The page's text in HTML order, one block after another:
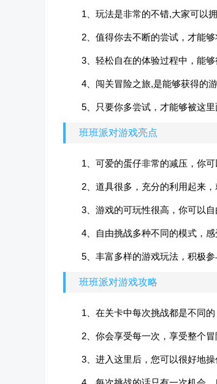
1、玩法是非常的不错,大家可以
2、值得你去不断的尝试，才能
3、轻松自在的体验过程中，能
4、闯关冒险之旅,是能够获得的
5、只要你多尝试，才能够被这里
班班派对游戏亮点
1、可爱的蛋仔非常的减压，你
2、道具很多，充分的利用起来
3、游戏的可玩性很高，你可以
4、自由挑战多种不同的模式，
5、丰富多样的游戏玩法，积极
班班派对游戏攻略
1、在关卡中每次挑战都是不同
2、你会享受每一次，享受整个
3、进入这里后，您可以很好地